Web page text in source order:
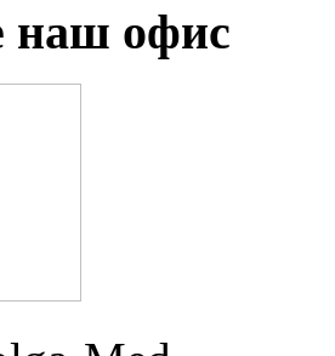
наш офис